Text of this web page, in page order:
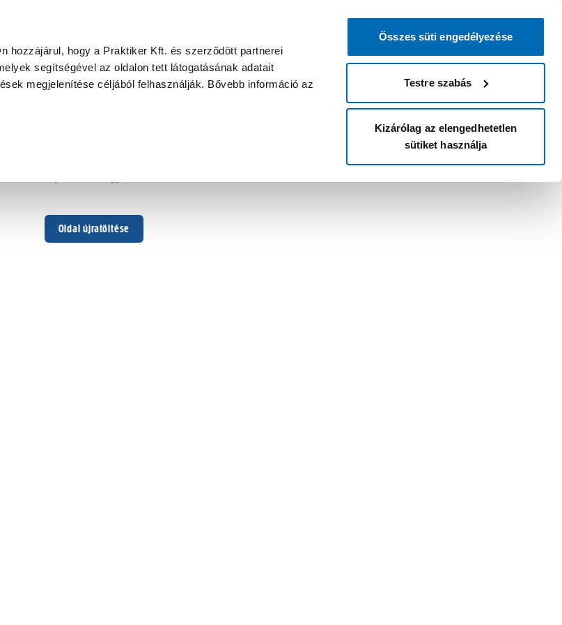
hozzájárul, hogy a Praktiker Kft. és szerződött partnerei
segítségével az oldalon tett látogatásának adatait
megjelenítése céljából felhasználják. Bővebb információ az
Összes süti engedélyezése
Testre szabás
Kizárólag az elengedhetetlen
sütiket használja
Oldal újratöltése